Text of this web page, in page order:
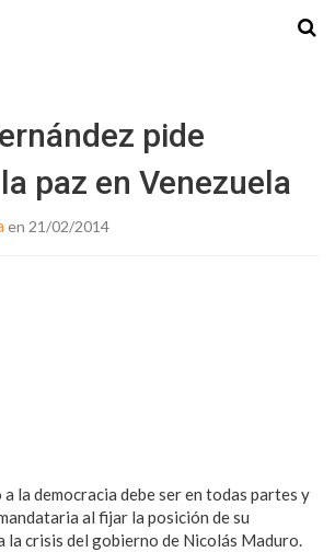
pide
paz en Venezuela
en 21/02/2014
la democracia debe ser en todas partes y
al fijar la posición de su
la crisis del gobierno de Nicolás Maduro.